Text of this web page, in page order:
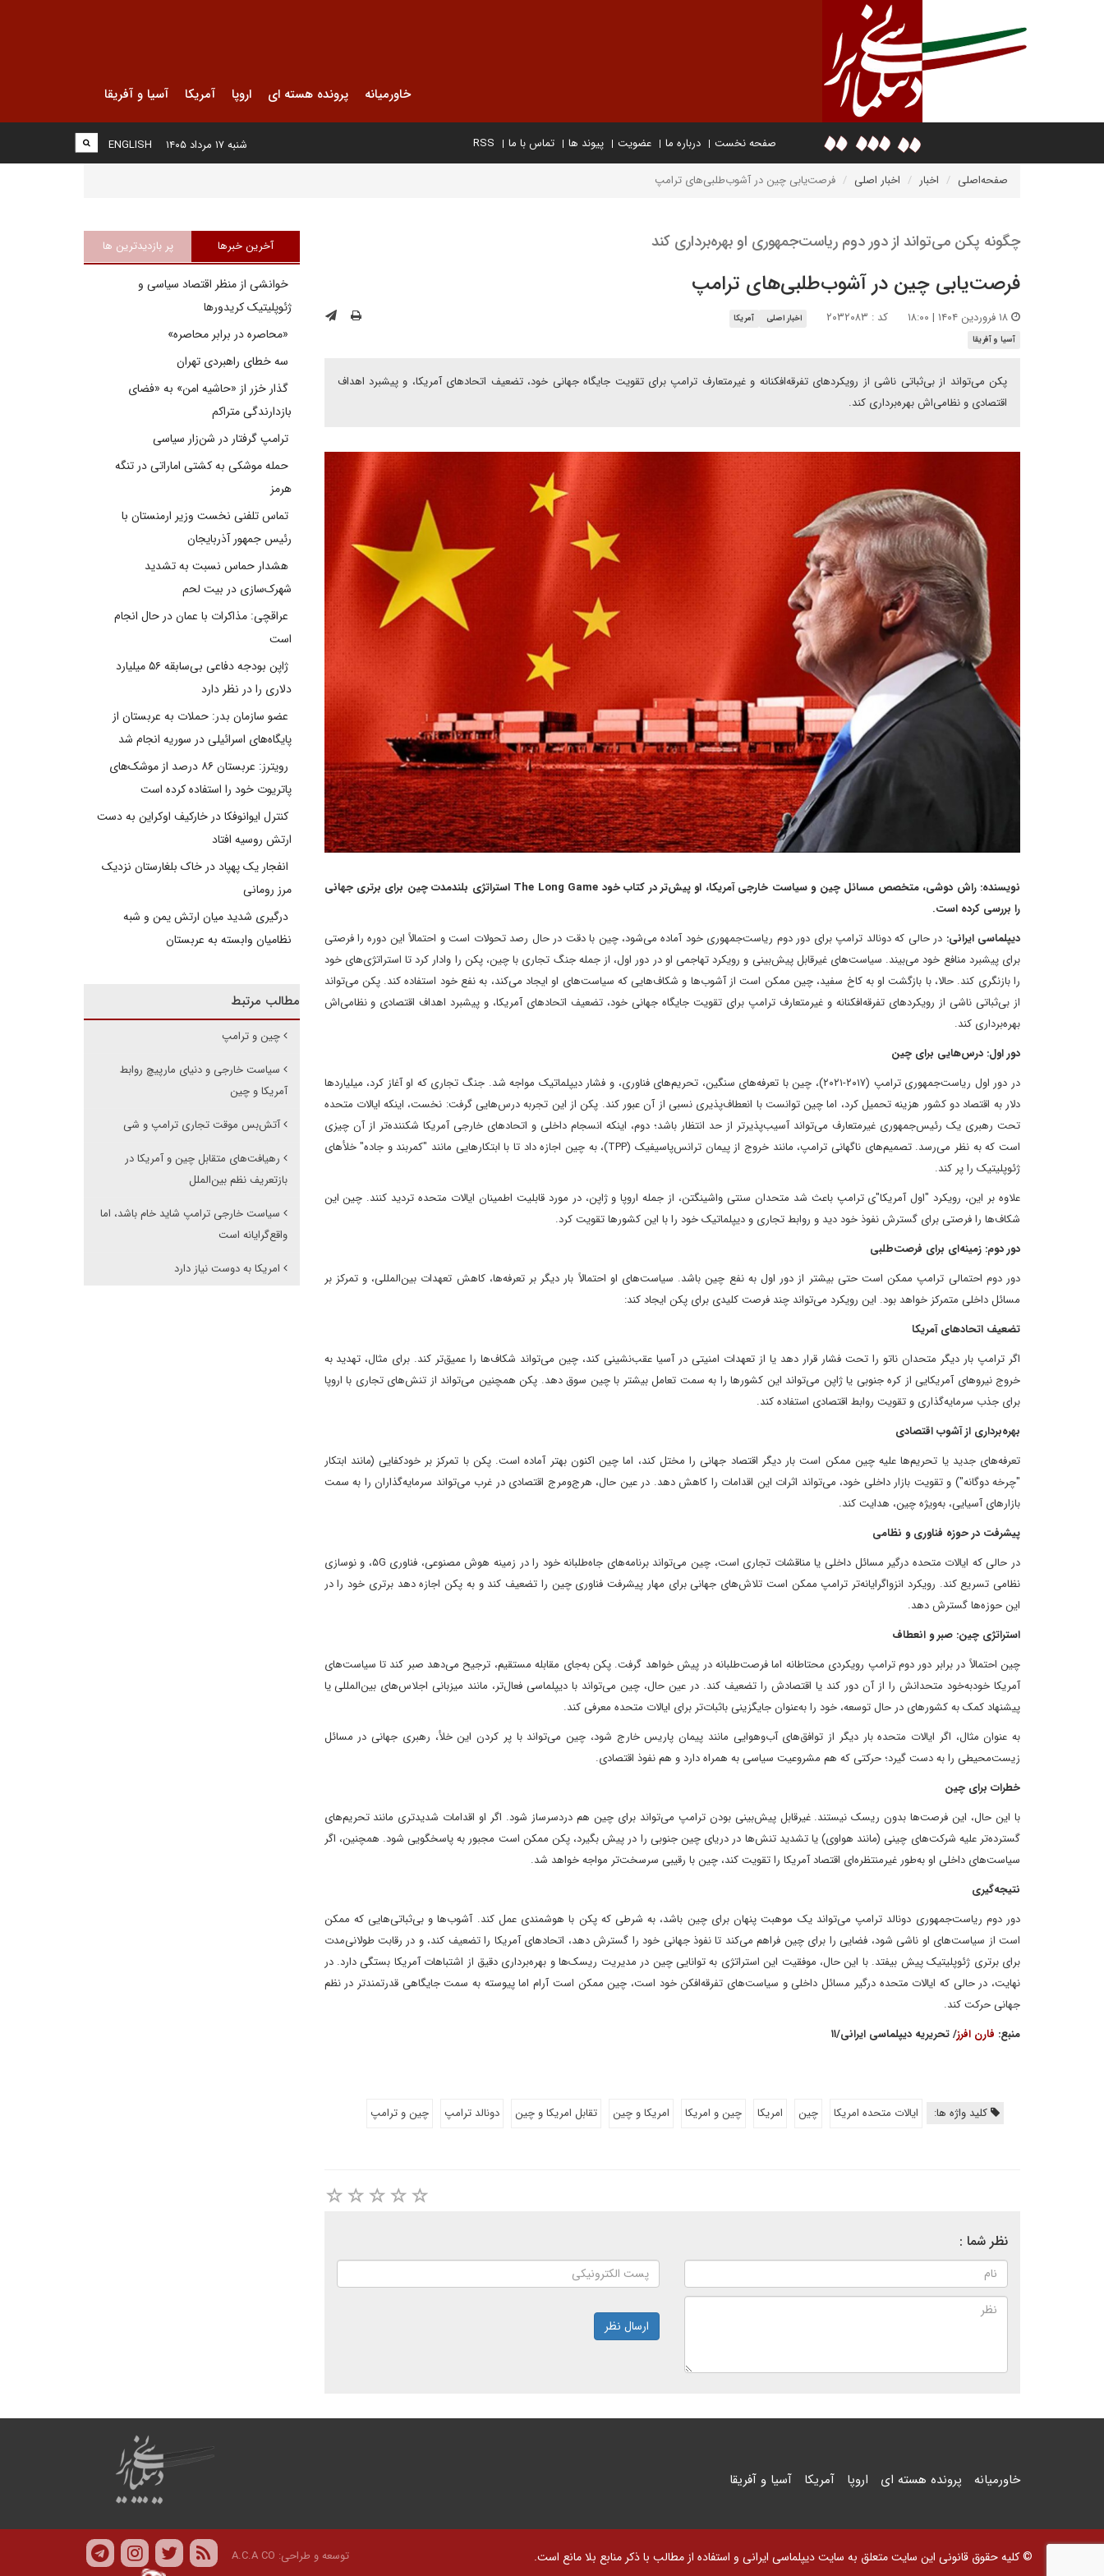
خاورمیانه پرونده هسته ای اروپا آمریکا آسیا و آفریقا
صفحه نخست درباره ما عضویت پیوند ها تماس با ما RSS
ENGLISH شنبه ۱۷ مرداد ۱۴۰۵
صفحه‌اصلی اخبار اخبار اصلی فرصت‌یابی چین در آشوب‌طلبی‌های ترامپ
چگونه پکن می‌تواند از دور دوم ریاست‌جمهوری او بهره‌برداری کند
فرصت‌یابی چین در آشوب‌طلبی‌های ترامپ
کد : ۲۰۳۲۰۸۳ اخبار اصلی
آمریکا
آسیا و آفریقا
پکن می‌تواند از بی‌ثباتی ناشی از رویکردهای تفرقه‌افکنانه و غیرمتعارف ترامپ برای تقویت جایگاه جهانی خود، تضعیف اتحادهای آمریکا، و پیشبرد اهداف
اقتصادی و نظامی‌اش بهره‌برداری کند.
نویسنده: راش دوشی، متخصص مسائل چین و سیاست خارجی آمریکا، او پیش‌تر در کتاب خود The Long Game استراتژی بلندمدت چین برای برتری جهانی
را بررسی کرده است.
دیپلماسی ایرانی: در حالی که دونالد ترامپ برای دور دوم ریاست‌جمهوری خود آماده می‌شود، چین با دقت در حال رصد تحولات است و احتمالاً این دوره را فرصتی
برای پیشبرد منافع خود می‌بیند. سیاست‌های غیرقابل پیش‌بینی و رویکرد تهاجمی او در دور اول، از جمله جنگ تجاری با چین، پکن را وادار کرد تا استراتژی‌های خود
را بازنگری کند. حالا، با بازگشت او به کاخ سفید، چین ممکن است از آشوب‌ها و شکاف‌هایی که سیاست‌های او ایجاد می‌کند، به نفع خود استفاده کند. پکن می‌تواند
از بی‌ثباتی ناشی از رویکردهای تفرقه‌افکنانه و غیرمتعارف ترامپ برای تقویت جایگاه جهانی خود، تضعیف اتحادهای آمریکا، و پیشبرد اهداف اقتصادی و نظامی‌اش
بهره‌برداری کند.
دور اول: درس‌هایی برای چین
در دور اول ریاست‌جمهوری ترامپ (۲۰۱۷-۲۰۲۱)، چین با تعرفه‌های سنگین، تحریم‌های فناوری، و فشار دیپلماتیک مواجه شد. جنگ تجاری که او آغاز کرد، میلیاردها
دلار به اقتصاد دو کشور هزینه تحمیل کرد، اما چین توانست با انعطاف‌پذیری نسبی از آن عبور کند. پکن از این تجربه درس‌هایی گرفت: نخست، اینکه ایالات متحده
تحت رهبری یک رئیس‌جمهوری غیرمتعارف می‌تواند آسیب‌پذیرتر از حد انتظار باشد؛ دوم، اینکه انسجام داخلی و اتحادهای خارجی آمریکا شکننده‌تر از آن چیزی
است که به نظر می‌رسد. تصمیم‌های ناگهانی ترامپ، مانند خروج از پیمان ترانس‌پاسیفیک (TPP)، به چین اجازه داد تا با ابتکارهایی مانند "کمربند و جاده" خلأهای
ژئوپلیتیک را پر کند.
علاوه بر این، رویکرد "اول آمریکا"ی ترامپ باعث شد متحدان سنتی واشینگتن، از جمله اروپا و ژاپن، در مورد قابلیت اطمینان ایالات متحده تردید کنند. چین این
شکاف‌ها را فرصتی برای گسترش نفوذ خود دید و روابط تجاری و دیپلماتیک خود را با این کشورها تقویت کرد.
دور دوم: زمینه‌ای برای فرصت‌طلبی
دور دوم احتمالی ترامپ ممکن است حتی بیشتر از دور اول به نفع چین باشد. سیاست‌های او احتمالاً بار دیگر بر تعرفه‌ها، کاهش تعهدات بین‌المللی، و تمرکز بر
مسائل داخلی متمرکز خواهد بود. این رویکرد می‌تواند چند فرصت کلیدی برای پکن ایجاد کند:
تضعیف اتحادهای آمریکا
اگر ترامپ بار دیگر متحدان ناتو را تحت فشار قرار دهد یا از تعهدات امنیتی در آسیا عقب‌نشینی کند، چین می‌تواند شکاف‌ها را عمیق‌تر کند. برای مثال، تهدید به
خروج نیروهای آمریکایی از کره جنوبی یا ژاپن می‌تواند این کشورها را به سمت تعامل بیشتر با چین سوق دهد. پکن همچنین می‌تواند از تنش‌های تجاری با اروپا
برای جذب سرمایه‌گذاری و تقویت روابط اقتصادی استفاده کند.
بهره‌برداری از آشوب اقتصادی
تعرفه‌های جدید یا تحریم‌ها علیه چین ممکن است بار دیگر اقتصاد جهانی را مختل کند، اما چین اکنون بهتر آماده است. پکن با تمرکز بر خودکفایی (مانند ابتکار
"چرخه دوگانه") و تقویت بازار داخلی خود، می‌تواند اثرات این اقدامات را کاهش دهد. در عین حال، هرج‌ومرج اقتصادی در غرب می‌تواند سرمایه‌گذاران را به سمت
بازارهای آسیایی، به‌ویژه چین، هدایت کند.
پیشرفت در حوزه فناوری و نظامی
در حالی که ایالات متحده درگیر مسائل داخلی یا مناقشات تجاری است، چین می‌تواند برنامه‌های جاه‌طلبانه خود را در زمینه هوش مصنوعی، فناوری ۵G، و نوسازی
نظامی تسریع کند. رویکرد انزواگرایانه‌تر ترامپ ممکن است تلاش‌های جهانی برای مهار پیشرفت فناوری چین را تضعیف کند و به پکن اجازه دهد برتری خود را در
این حوزه‌ها گسترش دهد.
استراتژی چین: صبر و انعطاف
چین احتمالاً در برابر دور دوم ترامپ رویکردی محتاطانه اما فرصت‌طلبانه در پیش خواهد گرفت. پکن به‌جای مقابله مستقیم، ترجیح می‌دهد صبر کند تا سیاست‌های
آمریکا خودبه‌خود متحدانش را از آن دور کند یا اقتصادش را تضعیف کند. در عین حال، چین می‌تواند با دیپلماسی فعال‌تر، مانند میزبانی اجلاس‌های بین‌المللی یا
پیشنهاد کمک به کشورهای در حال توسعه، خود را به‌عنوان جایگزینی باثبات‌تر برای ایالات متحده معرفی کند.
به عنوان مثال، اگر ایالات متحده بار دیگر از توافق‌های آب‌وهوایی مانند پیمان پاریس خارج شود، چین می‌تواند با پر کردن این خلأ، رهبری جهانی در مسائل
زیست‌محیطی را به دست گیرد؛ حرکتی که هم مشروعیت سیاسی به همراه دارد و هم نفوذ اقتصادی.
خطرات برای چین
با این حال، این فرصت‌ها بدون ریسک نیستند. غیرقابل پیش‌بینی بودن ترامپ می‌تواند برای چین هم دردسرساز شود. اگر او اقدامات شدیدتری مانند تحریم‌های
گسترده‌تر علیه شرکت‌های چینی (مانند هواوی) یا تشدید تنش‌ها در دریای چین جنوبی را در پیش بگیرد، پکن ممکن است مجبور به پاسخگویی شود. همچنین، اگر
سیاست‌های داخلی او به‌طور غیرمنتظره‌ای اقتصاد آمریکا را تقویت کند، چین با رقیبی سرسخت‌تر مواجه خواهد شد.
نتیجه‌گیری
دور دوم ریاست‌جمهوری دونالد ترامپ می‌تواند یک موهبت پنهان برای چین باشد، به شرطی که پکن با هوشمندی عمل کند. آشوب‌ها و بی‌ثباتی‌هایی که ممکن
است از سیاست‌های او ناشی شود، فضایی را برای چین فراهم می‌کند تا نفوذ جهانی خود را گسترش دهد، اتحادهای آمریکا را تضعیف کند، و در رقابت طولانی‌مدت
برای برتری ژئوپلیتیک پیش بیفتد. با این حال، موفقیت این استراتژی به توانایی چین در مدیریت ریسک‌ها و بهره‌برداری دقیق از اشتباهات آمریکا بستگی دارد. در
نهایت، در حالی که ایالات متحده درگیر مسائل داخلی و سیاست‌های تفرقه‌افکن خود است، چین ممکن است آرام اما پیوسته به سمت جایگاهی قدرتمندتر در نظم
جهانی حرکت کند.
منبع: فارن افرز/ تحریریه دیپلماسی ایرانی/۱۱
کلید واژه ها: ایالات متحده امریکا چین امریکا چین و امریکا امریکا و چین تقابل امریکا و چین دونالد ترامپ چین و ترامپ
نظر شما :
ارسال نظر
آخرین خبرها پر بازدیدترین ها
خوانشی از منظر اقتصاد سیاسی و
ژئوپلیتیک کریدورها
«محاصره در برابر محاصره»
سه خطای راهبردی تهران
گذار خزر از «حاشیه امن» به «فضای
بازدارندگی متراکم
ترامپ گرفتار در شن‌زار سیاسی
حمله موشکی به کشتی اماراتی در تنگه
هرمز
تماس تلفنی نخست وزیر ارمنستان با
رئیس جمهور آذربایجان
هشدار حماس نسبت به تشدید
شهرک‌سازی در بیت‌ لحم
عراقچی: مذاکرات با عمان در حال انجام
است
ژاپن بودجه دفاعی بی‌سابقه ۵۶ میلیارد
دلاری را در نظر دارد
عضو سازمان بدر: حملات به عربستان از
پایگاه‌های اسرائیلی در سوریه انجام شد
رویترز: عربستان ۸۶ درصد از موشک‌های
پاتریوت خود را استفاده کرده است
کنترل ایوانوفکا در خارکیف اوکراین به دست
ارتش روسیه افتاد
انفجار یک پهپاد در خاک بلغارستان نزدیک
مرز رومانی
درگیری شدید میان ارتش یمن و شبه
نظامیان وابسته به عربستان
مطالب مرتبط
چین و ترامپ
سیاست خارجی و دنیای مارپیچ روابط
آمریکا و چین
آتش‌بس موقت تجاری ترامپ و شی
رهیافت‌های متقابل چین و آمریکا در
بازتعریف نظم بین‌الملل
سیاست خارجی ترامپ شاید خام باشد، اما
واقع‌گرایانه است
امریکا به دوست نیاز دارد
خاورمیانه پرونده هسته ای اروپا آمریکا آسیا و آفریقا
© کلیه حقوق قانونی این سایت متعلق به سایت دیپلماسی ایرانی و استفاده از مطالب با ذکر منابع بلا مانع است. توسعه و طراحی: A.C.A CO